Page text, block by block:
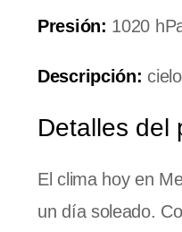
Presión: 1020
Descripción:
Detalles del
El clima hoy en
un día soleado.